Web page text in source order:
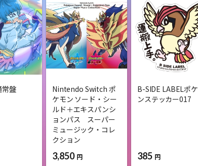
常盤
Nintendo Switch ポ
ケモン ソード・シー
ルド＋エキスパンシ
ョンパス スーパー
ミュージック・コレ
クション
3,850 円
B-SIDE LABELポ
ンステッカー017
385 円